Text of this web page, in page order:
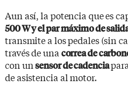
Aun así, la potencia que es
500 W y el par máximo de
transmite a los pedales (sin
través de una correa de
con unsensor de cadencia
de asistencia al motor.